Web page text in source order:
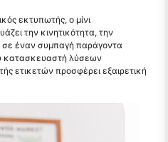
εκτυπωτής, ο μίνι
την κινητικότητα, την
σε έναν συμπαγή παράγοντα
κατασκευαστή λύσεων
ετικετών προσφέρει εξαιρετική